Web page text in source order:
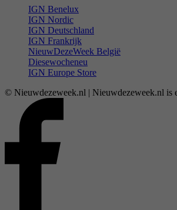
IGN Benelux
IGN Nordic
IGN Deutschland
IGN Frankrijk
NieuwDezeWeek België
Diesewocheneu
IGN Europe Store
© Nieuwdezeweek.nl | Nieuwdezeweek.nl is